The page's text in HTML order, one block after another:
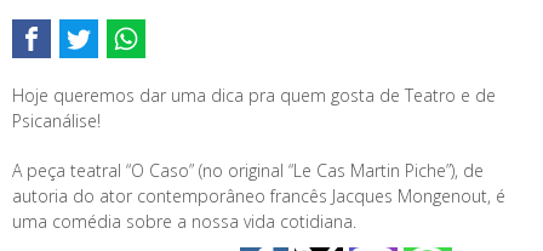
Hoje queremos dar uma dica pra quem gosta de Teatro e de
Psicanálise!
A peça teatral “O Caso” (no original “Le Cas Martin Piche”), de
autoria do ator contemporâneo francês Jacques Mongenout, é
uma comédia sobre a nossa vida cotidiana.